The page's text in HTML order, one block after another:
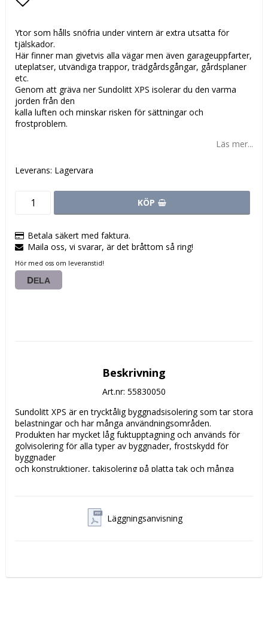
Lägg till i favoritlistan
Ytor som hålls snöfria under vintern är extra utsatta för
tjälskador.
Här finner man givetvis alla vägar men även garageuppfarter,
uteplatser, utvändiga trappor, trädgårdsgångar, gårdsplaner
etc.
Genom att gräva ner Sundolitt XPS isolerar du den varma
jorden från den
kalla luften och minskar risken för sättningar och
frostproblem.
Läs mer...
Leverans: Lagervara
KÖP
Betala säkert med faktura.
Maila oss, vi svarar, är det bråttom så ring!
Hör med oss om leveranstid!
DELA
Beskrivning
Art.nr: 55830050
Sundolitt XPS är en trycktålig byggnadsisolering som tar stora
belastningar och har många användningsområden.
Produkten har mycket låg fuktupptagning och används för
golvisolering för alla typer av byggnader, frostskydd för
byggnader
och konstruktioner, takisolering på platta tak och många
Läggningsanvisning